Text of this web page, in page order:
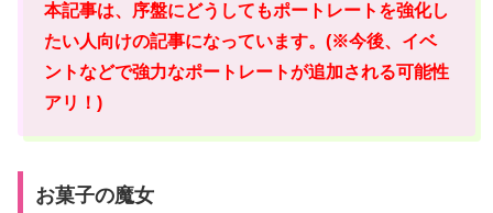
本記事は、序盤にどうしてもポートレートを強化し
たい人向けの記事になっています。(※今後、イベ
ントなどで強力なポートレートが追加される可能性
アリ！)
お菓子の魔女